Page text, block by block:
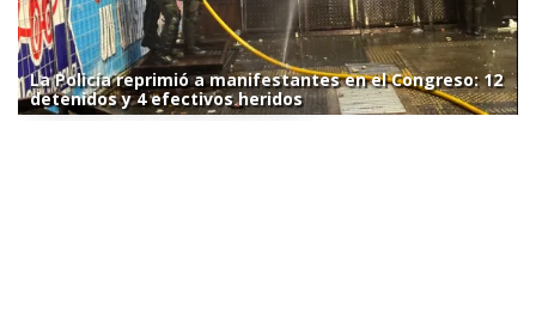
La Policía reprimió a manifestantes en el Congreso: 12
detenidos y 4 efectivos heridos